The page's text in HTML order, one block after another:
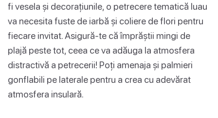
fi vesela și decorațiunile, o petrecere tematică luau
va necesita fuste de iarbă și coliere de flori pentru
fiecare invitat. Asigură-te că împrăștii mingi de
plajă peste tot, ceea ce va adăuga la atmosfera
distractivă a petrecerii! Poți amenaja și palmieri
gonflabili pe laterale pentru a crea cu adevărat
atmosfera insulară.